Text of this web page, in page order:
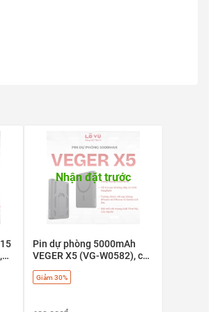
Nhận đặt trước
Pin dự phòng 5000mAh
VEGER X5 (VG-W0582), có
định vị Apple find my, sạc
nhanh 20w & Magsafe
Giảm 30%